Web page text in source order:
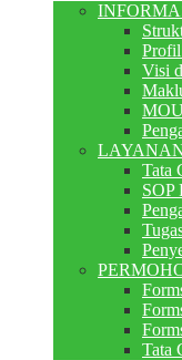
Visi
MOU
Tata
SOP
Tata